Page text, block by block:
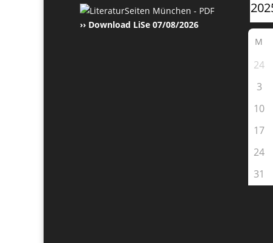
›› Download LiSe 07/08/2026
M
24
3
10
17
24
31